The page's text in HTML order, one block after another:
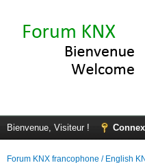
Bienvenue, Visiteur !
Forum KNX francophone / English